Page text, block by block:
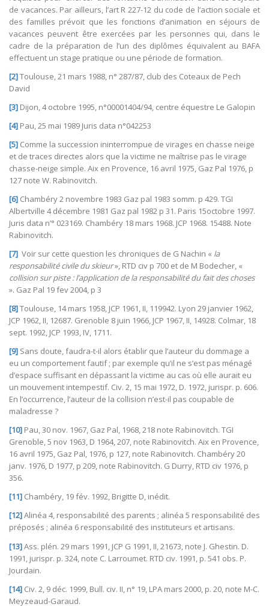
de vacances. Par ailleurs, l’art R 227-12 du code de l’action sociale et
des familles prévoit que les fonctions d’animation en séjours de
vacances peuvent être exercées par les personnes qui, dans le
cadre de la préparation de l’un des diplômes équivalent au BAFA
effectuent un stage pratique ou une période de formation.
[2]Toulouse, 21 mars 1988, n° 287/87, club des Coteaux de Pech
David
[3] Dijon, 4 octobre 1995, n°00001404/94, centre équestre Le Galopin
[4] Pau, 25 mai 1989 Juris data n°042253
[5] Comme la succession ininterrompue de virages en chasse neige
et de traces directes alors que la victime ne maîtrise pas le virage
chasse-neige simple. Aix en Provence, 16 avril 1975, Gaz Pal 1976, p
127 note W. Rabinovitch.
[6] Chambéry 2 novembre 1983 Gaz pal 1983 somm. p 429. TGI
Albertville 4 décembre 1981 Gaz pal 1982 p 31. Paris 15octobre 1997.
Juris data n’° 023169. Chambéry 18 mars 1968. JCP 1968. 15488. Note
Rabinovitch.
[7] Voir sur cette question les chroniques de G Nachin « la
responsabilité civile du skieur», RTD civ p 700 et de M Bodecher, «
collision sur piste : l’application de la responsabilité du fait des choses
». Gaz Pal 19 fev 2004, p 3
[8]Toulouse, 14 mars 1958, JCP 1961, II, 119942. Lyon 29 janvier 1962,
JCP 1962, II, 12687. Grenoble 8 juin 1966, JCP 1967, II, 14928. Colmar, 18
sept. 1992, JCP 1993, IV, 1711.
[9] Sans doute, faudra-t-il alors établir que l’auteur du dommage a
eu un comportement fautif ; par exemple qu’il ne s’est pas ménagé
d’espace suffisant en dépassant la victime au cas où elle aurait eu
un mouvement intempestif. Civ. 2, 15 mai 1972, D. 1972, jurispr. p. 606.
En l’occurrence, l’auteur de la collision n’est-il pas coupable de
maladresse ?
[10] Pau, 30 nov. 1967, Gaz Pal, 1968, 218 note Rabinovitch. TGI
Grenoble, 5 nov 1963, D 1964, 207, note Rabinovitch. Aix en Provence,
16 avril 1975, Gaz Pal, 1976, p 127, note Rabinovitch. Chambéry 20
janv. 1976, D 1977, p 209, note Rabinovitch. G Durry, RTD civ 1976, p
356.
[11] Chambéry, 19 fév. 1992, Brigitte D, inédit.
[12]Alinéa 4, responsabilité des parents ; alinéa 5 responsabilité des
préposés ; alinéa 6 responsabilité des instituteurs et artisans.
[13]Ass. plén. 29 mars 1991, JCP G 1991, II, 21673, note J. Ghestin. D.
1991, jurispr. p. 324, note C. Larroumet. RTD civ. 1991, p. 541 obs. P.
Jourdain.
[14] Civ. 2, 9 déc. 1999, Bull. civ. II, n° 19, LPA mars 2000, p. 20, note M-C.
Meyzeaud-Garaud.